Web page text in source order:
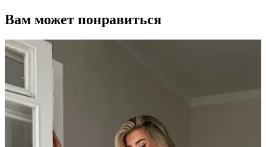
Вам может понравиться